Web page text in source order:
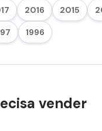
2016 2015
1996
vender